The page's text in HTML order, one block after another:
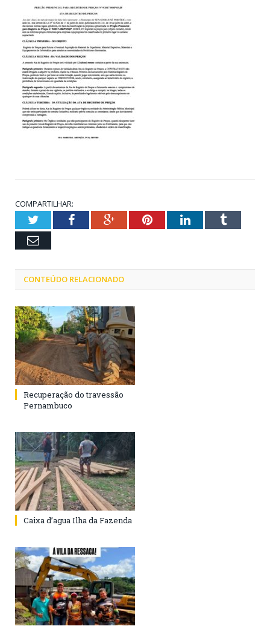
COMPARTILHAR:
TwitterFacebookGoogle+PinterestLinkedInTumblr
Email
CONTEÚDO RELACIONADO
Recuperação do travessão
Pernambuco
Caixa d’agua Ilha da Fazenda